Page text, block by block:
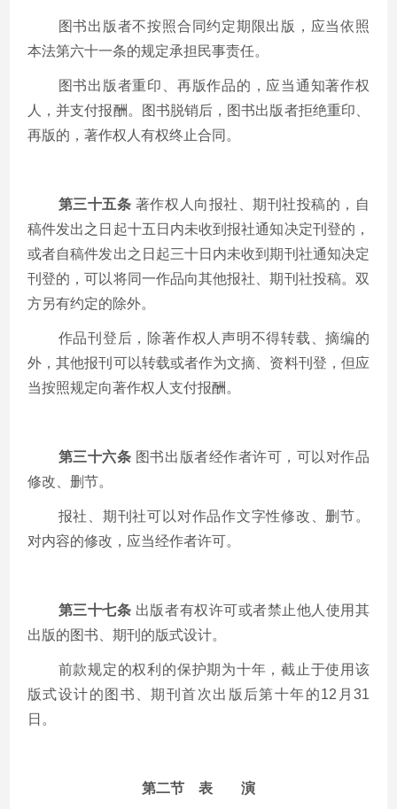
图书出版者不按照合同约定期限出版，应当依照
本法第六十一条的规定承担民事责任。
图书出版者重印、再版作品的，应当通知著作权
人，并支付报酬。图书脱销后，图书出版者拒绝重印、
再版的，著作权人有权终止合同。
第三十五条 著作权人向报社、期刊社投稿的，自
稿件发出之日起十五日内未收到报社通知决定刊登的，
或者自稿件发出之日起三十日内未收到期刊社通知决定
刊登的，可以将同一作品向其他报社、期刊社投稿。双
方另有约定的除外。
作品刊登后，除著作权人声明不得转载、摘编的
外，其他报刊可以转载或者作为文摘、资料刊登，但应
当按照规定向著作权人支付报酬。
第三十六条 图书出版者经作者许可，可以对作品
修改、删节。
报社、期刊社可以对作品作文字性修改、删节。
对内容的修改，应当经作者许可。
第三十七条 出版者有权许可或者禁止他人使用其
出版的图书、期刊的版式设计。
前款规定的权利的保护期为十年，截止于使用该
版式设计的图书、期刊首次出版后第十年的12 月31
日。
第二节 表 演